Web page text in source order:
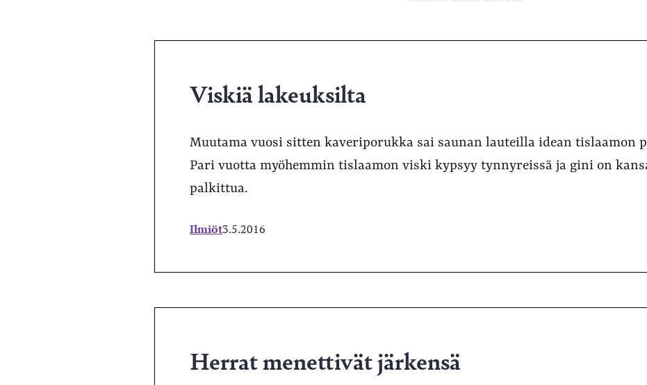
Viskiä lakeuksilta
Muutama vuosi sitten kaveriporukka sai saunan lauteilla idean tislaamon
Pari vuotta myöhemmin tislaamon viski kypsyy tynnyreissä ja gini on
palkittua.
Ilmiöt3.5.2016
Herrat menettivät järkensä